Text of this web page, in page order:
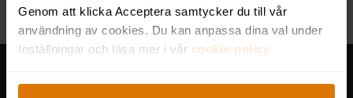
Genom att klicka Acceptera samtycker du till vår
användning av cookies. Du kan anpassa dina val under
Inställningar och läsa mer i vår cookie-policy.